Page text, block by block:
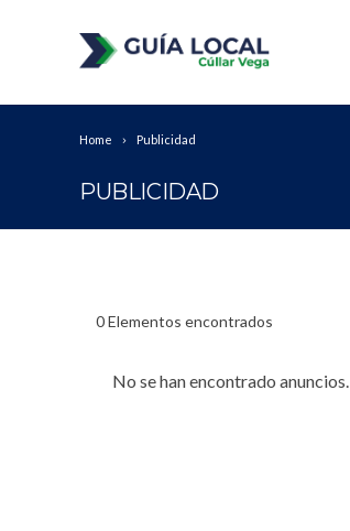
Home Publicidad
PUBLICIDAD
0Elementos encontrados
No se han encontrado anuncios.